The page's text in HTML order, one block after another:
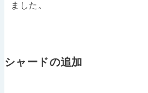
ました。
シャードの追加